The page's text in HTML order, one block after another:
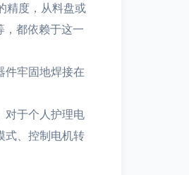
精度，从料盘或
，都依赖于这一
件牢固地焊接在
对于个人护理电
式、控制电机转